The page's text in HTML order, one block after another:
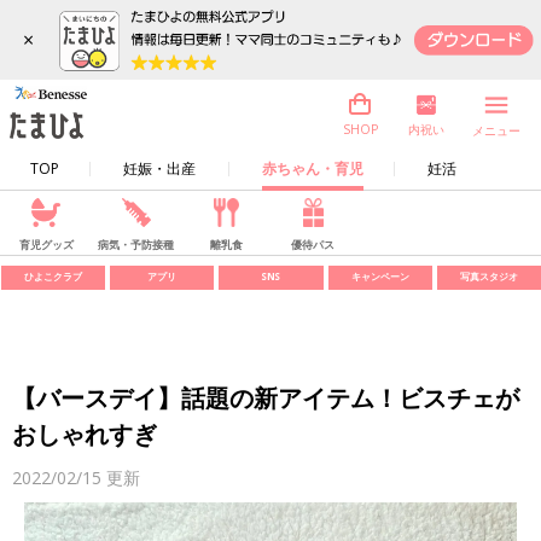
×
TOP 妊娠・出産 赤ちゃん・育児 妊活
SHOP 内祝い メニュー
育児グッズ 病気・予防接種 離乳食 優待パス
ひよこクラブ アプリ SNS キャンペーン 写真スタジオ
【バースデイ】話題の新アイテム！ビスチェが
おしゃれすぎ
2022/02/15 更新